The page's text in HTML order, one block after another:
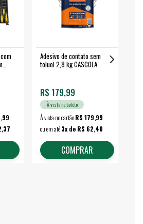
Adesivo de contato sem
toluol 2,8 kg CASCOLA
R$ 179,99
À vista no boleto
À vista no cartãoR$ 179,99
ou em até3x de R$ 62,40
COMPRAR